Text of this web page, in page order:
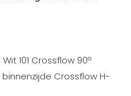
101 Crossflow 90º
Crossflow H-